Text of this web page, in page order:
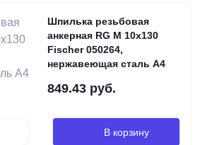
Шпилька резьбовая
анкерная RG M 10х130
Fischer 050264,
нержавеющая сталь А4
849.43 руб.
В корзину